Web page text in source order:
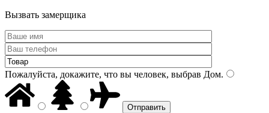
Вызвать замерщика
Пожалуйста, докажите, что вы человек, выбрав Дом.